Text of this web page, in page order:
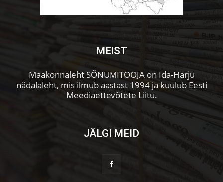
MEIST
Maakonnaleht SÕNUMITOOJA on Ida-Harju
nädalaleht, mis ilmub aastast 1994 ja kuulub Eesti
Meediaettevõtete Liitu.
JÄLGI MEID